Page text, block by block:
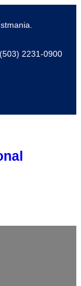
(503) 2231-0900